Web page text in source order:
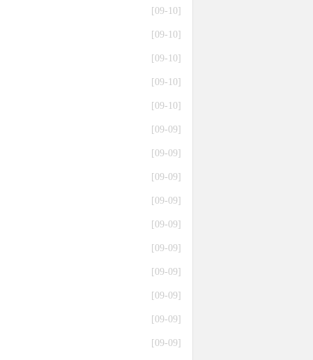
[09-10]
[09-10]
[09-10]
[09-10]
[09-10]
[09-09]
[09-09]
[09-09]
[09-09]
[09-09]
[09-09]
[09-09]
[09-09]
[09-09]
[09-09]